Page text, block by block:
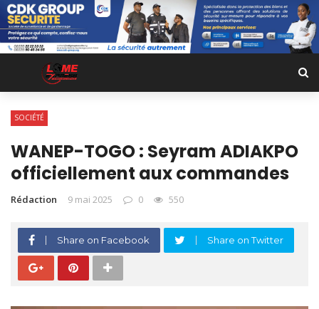
SOCIÉTÉ
WANEP-TOGO : Seyram ADIAKPO
officiellement aux commandes
Rédaction 9 mai 2025 0 550
Share on Facebook Share on Twitter